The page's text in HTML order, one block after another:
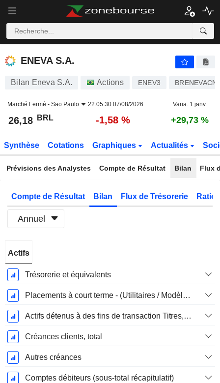
ENEVA S.A.
ENEVA S.A.
Bilan Eneva S.A. Actions ENEV3
Marché Fermé - Sao Paulo 22:05:30 07/08/2026 Varia. 1 janv.
26,18 BRL -1,58 % +29,73 %
Synthèse Cotations Graphiques Actualités
Prévisions des Analystes Compte de Résultat Bilan Flux
Compte de Résultat Bilan Flux de Trésorerie
Annuel
Fiscale:
Décembre
Actifs
Trésorerie et équivalents
Placements à court terme - (Utilitaires / Modèles d'assurance)
Actifs détenus à des fins de transaction Titres, totalActifs détenus à des fins de transactions (Trading), Total.
Créances clients, total
Autres créances
Comptes débiteurs (sous-total récapitulatif)